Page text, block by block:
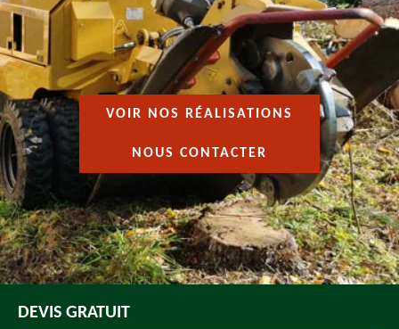
VOIR NOS RÉALISATIONS
NOUS CONTACTER
DEVIS GRATUIT